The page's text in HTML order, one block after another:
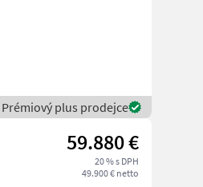
Prémiový plus prodejce
59.880 €
20 % s DPH
49.900 € netto